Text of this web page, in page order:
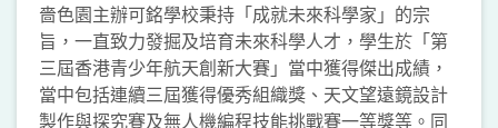
嗇色園主辦可銘學校秉持「成就未來科學家」的宗
旨，一直致力發掘及培育未來科學人才，學生於「第
三屆香港青少年航天創新大賽」當中獲得傑出成績，
當中包括連續三屆獲得優秀組織獎、天文望遠鏡設計
製作與探究賽及無人機編程技能挑戰賽一等獎等。同